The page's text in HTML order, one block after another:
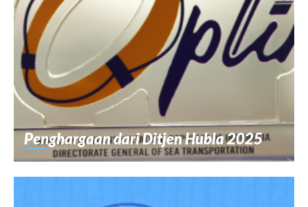
Penghargaan dari Ditjen Hubla 2025